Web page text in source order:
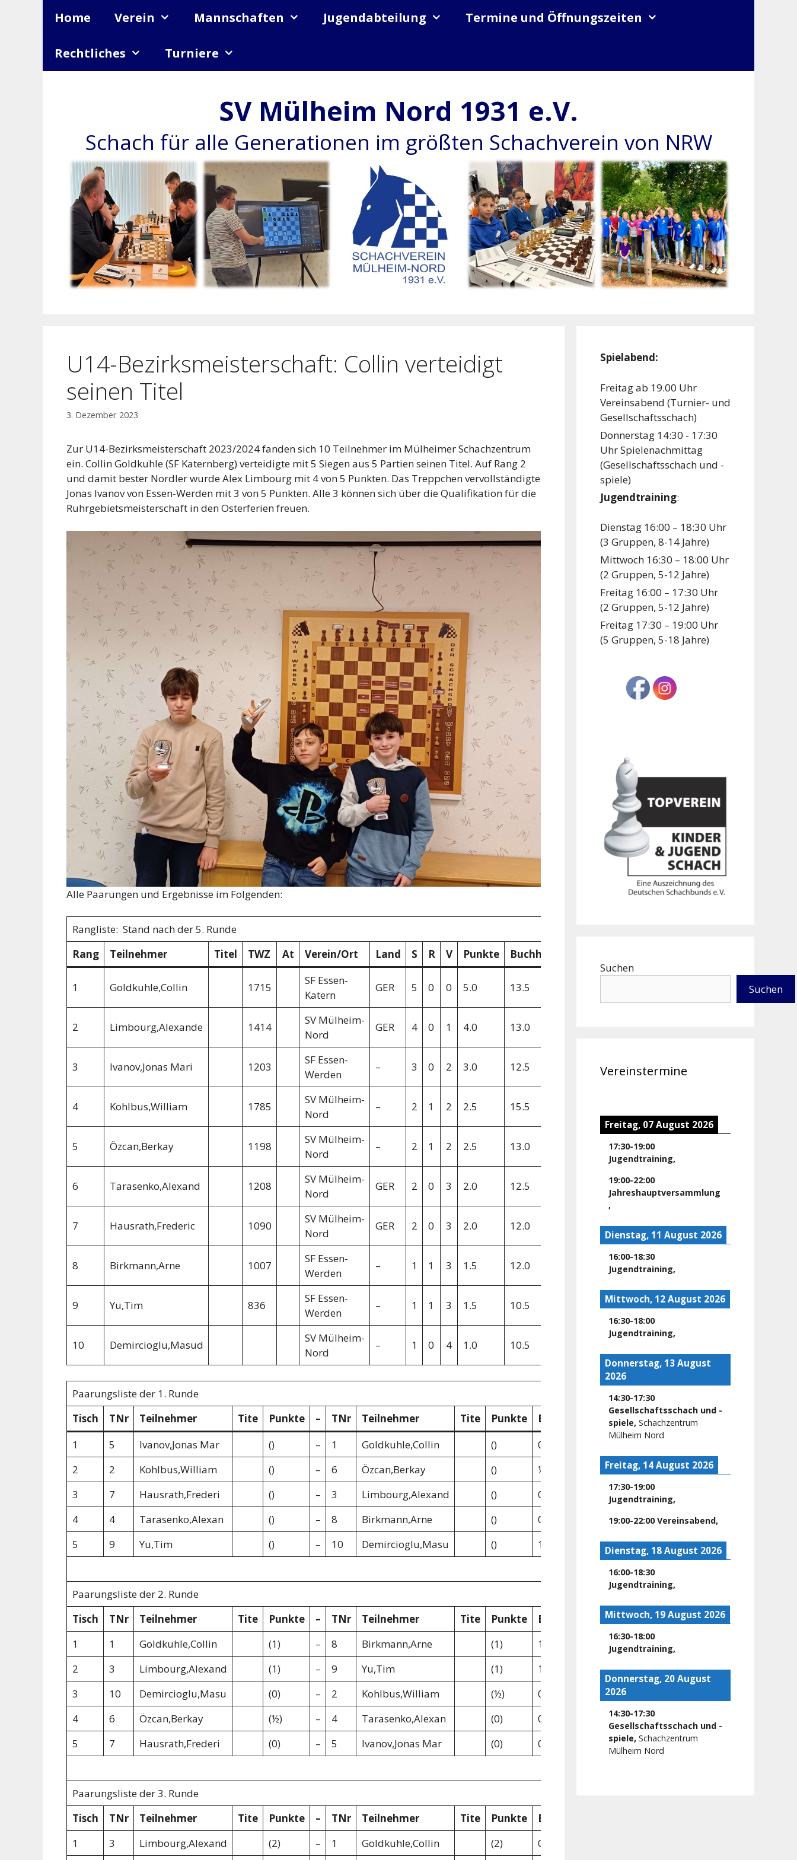
Home Verein Mannschaften Jugendabteilung Termine und Öffnungszeiten
Rechtliches Turniere
SV Mülheim Nord 1931 e.V.
Schach für alle Generationen im größten Schachverein von NRW
U14-Bezirksmeisterschaft: Collin verteidigt
seinen Titel
3. Dezember 2023
Zur U14-Bezirksmeisterschaft 2023/2024 fanden sich 10 Teilnehmer im Mülheimer Schachzentrum
ein. Collin Goldkuhle (SF Katernberg) verteidigte mit 5 Siegen aus 5 Partien seinen Titel. Auf Rang 2
und damit bester Nordler wurde Alex Limbourg mit 4 von 5 Punkten. Das Treppchen vervollständigte
Jonas Ivanov von Essen-Werden mit 3 von 5 Punkten. Alle 3 können sich über die Qualifikation für die
Ruhrgebietsmeisterschaft in den Osterferien freuen.
Alle Paarungen und Ergebnisse im Folgenden:
Rangliste: Stand nach der 5. Runde
Rang
Teilnehmer Titel TWZ At Verein/Ort Land S R V Punkte Buchh
1 Goldkuhle,Collin 1715
SF Essen-
Katern
GER 5 0 0 5.0 13.5
2 Limbourg,Alexande 1414
SV Mülheim-
Nord
GER 4 0 1 4.0 13.0
3 Ivanov,Jonas Mari 1203
SF Essen-
Werden
– 3 0 2 3.0 12.5
4 Kohlbus,William 1785
SV Mülheim-
Nord
– 2 1 2 2.5 15.5
5 Özcan,Berkay 1198
SV Mülheim-
Nord
– 2 1 2 2.5 13.0
6 Tarasenko,Alexand 1208
SV Mülheim-
Nord
GER 2 0 3 2.0 12.5
7 Hausrath,Frederic 1090
SV Mülheim-
Nord
GER 2 0 3 2.0 12.0
8 Birkmann,Arne 1007
SF Essen-
Werden
– 1 1 3 1.5 12.0
9 Yu,Tim 836
SF Essen-
Werden
– 1 1 3 1.5 10.5
10 Demircioglu,Masud
SV Mülheim-
Nord
– 1 0 4 1.0 10.5
Paarungsliste der 1. Runde
Tisch
TNr Teilnehmer Tite Punkte – TNr Teilnehmer Tite Punkte Ergebnis
1
5 Ivanov,Jonas Mar () – 1 Goldkuhle,Collin ()
0 – 1
2
2 Kohlbus,William () – 6 Özcan,Berkay ()
½ – ½
3
7 Hausrath,Frederi () – 3 Limbourg,Alexand ()
0 – 1
4
4 Tarasenko,Alexan () – 8 Birkmann,Arne ()
0 – 1
5
9 Yu,Tim () – 10 Demircioglu,Masu () 1 – 0
Paarungsliste der 2. Runde
Tisch
TNr Teilnehmer Tite Punkte – TNr Teilnehmer Tite Punkte Ergebnis
1
1 Goldkuhle,Collin (1) – 8 Birkmann,Arne (1)
1 – 0
2
3 Limbourg,Alexand (1) – 9 Yu,Tim (1)
1 – 0
3
10 Demircioglu,Masu (0) – 2 Kohlbus,William (½)
0 – 1
4
6 Özcan,Berkay (½) – 4 Tarasenko,Alexan (0)
0 – 1
5
7 Hausrath,Frederi (0) – 5 Ivanov,Jonas Mar (0) 0 – 1
Paarungsliste der 3. Runde
Tisch
TNr Teilnehmer Tite Punkte – TNr Teilnehmer Tite Punkte Ergebnis
1
3 Limbourg,Alexand (2) – 1 Goldkuhle,Collin (2)
0 – 1
Spielabend:
Freitag ab 19.00 Uhr
Vereinsabend (Turnier- und
Gesellschaftsschach)
Donnerstag 14:30 - 17:30
Uhr Spielenachmittag
(Gesellschaftsschach und -
spiele)
Jugendtraining:
Dienstag 16:00 – 18:30 Uhr
(3 Gruppen, 8-14 Jahre)
Mittwoch 16:30 – 18:00 Uhr
(2 Gruppen, 5-12 Jahre)
Freitag 16:00 – 17:30 Uhr
(2 Gruppen, 5-12 Jahre)
Freitag 17:30 – 19:00 Uhr
(5 Gruppen, 5-18 Jahre)
Suchen
Suchen
Vereinstermine
Freitag, 07 August 2026
17:30-19:00
Jugendtraining,
19:00-22:00
Jahreshauptversammlung
,
Dienstag, 11 August 2026
16:00-18:30
Jugendtraining,
Mittwoch, 12 August 2026
16:30-18:00
Jugendtraining,
Donnerstag, 13 August
2026
14:30-17:30
Gesellschaftsschach und -
spiele, Schachzentrum
Mülheim Nord
Freitag, 14 August 2026
17:30-19:00
Jugendtraining,
19:00-22:00 Vereinsabend,
Dienstag, 18 August 2026
16:00-18:30
Jugendtraining,
Mittwoch, 19 August 2026
16:30-18:00
Jugendtraining,
Donnerstag, 20 August
2026
14:30-17:30
Gesellschaftsschach und -
spiele, Schachzentrum
Mülheim Nord